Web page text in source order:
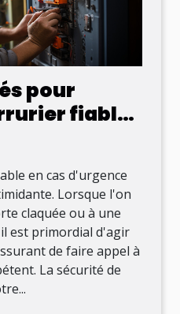
pour
fiable
en cas d'urgence
Lorsque l'on
claquée ou à une
est primordial d'agir
de faire appel à
La sécurité de